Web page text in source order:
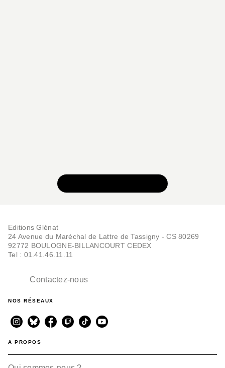
Editions Glénat
24 Avenue du Maréchal de Lattre de Tassigny - CS 80269
92772 BOULOGNE-BILLANCOURT CEDEX
Tel : 01.41.46.11.11
Contactez-nous
NOS RÉSEAUX
A PROPOS